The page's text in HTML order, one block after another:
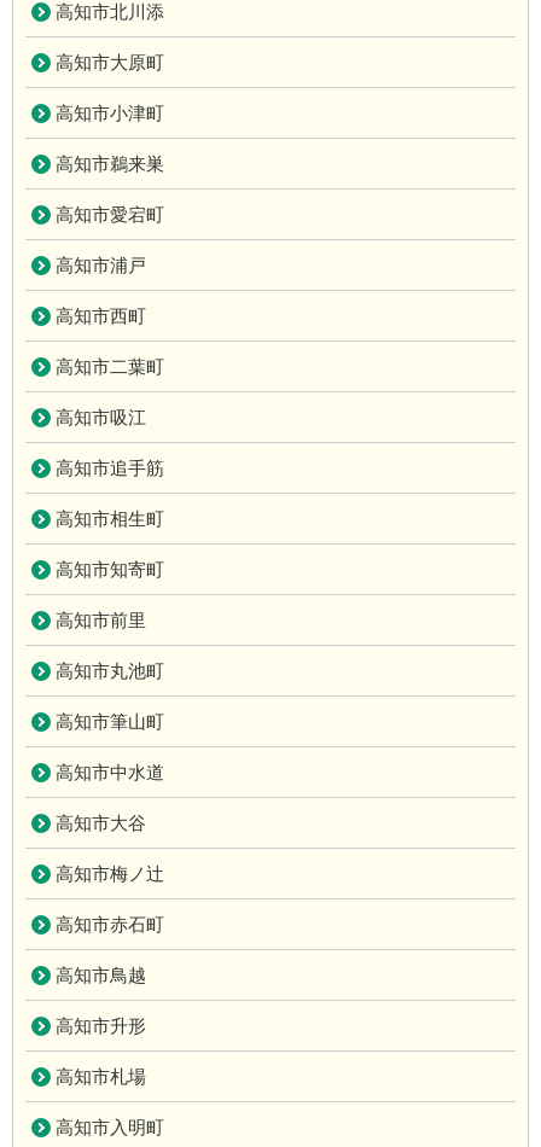
高知市北川添
高知市大原町
高知市小津町
高知市鵜来巣
高知市愛宕町
高知市浦戸
高知市西町
高知市二葉町
高知市吸江
高知市追手筋
高知市相生町
高知市知寄町
高知市前里
高知市丸池町
高知市筆山町
高知市中水道
高知市大谷
高知市梅ノ辻
高知市赤石町
高知市鳥越
高知市升形
高知市札場
高知市入明町